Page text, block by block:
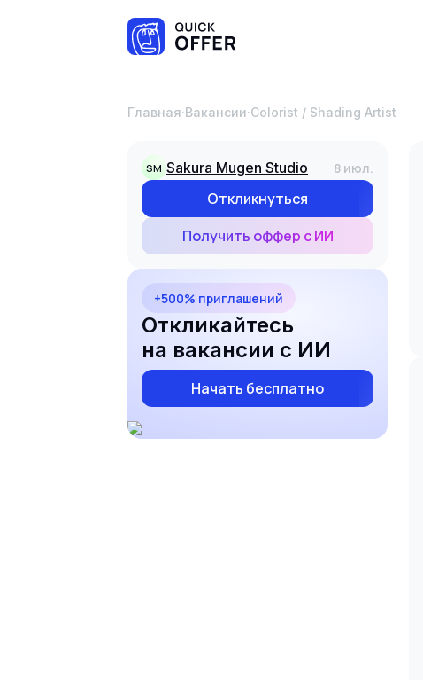
Главная·Вакансии· Colorist / Shading Artist
SM Sakura Mugen Studio 8 июл.
Откликнуться
Получить оффер с ИИ
+500% приглашений
Откликайтесь
на вакансии с ИИ
Начать бесплатно